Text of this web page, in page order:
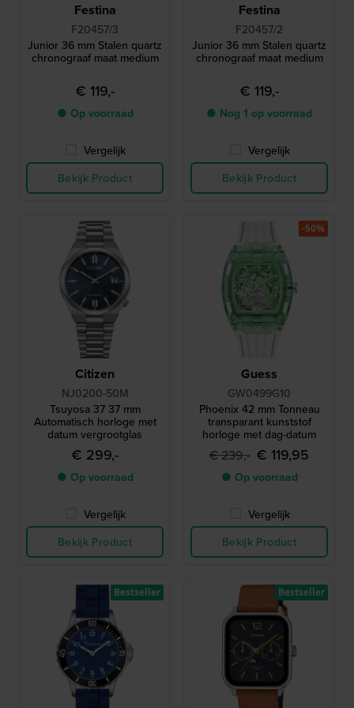
Festina
F20457/3
Junior 36 mm Stalen quartz
chronograaf maat medium
€ 119,-
● Op voorraad
Vergelijk
Bekijk Product
Festina
F20457/2
Junior 36 mm Stalen quartz
chronograaf maat medium
€ 119,-
● Nog 1 op voorraad
Vergelijk
Bekijk Product
Citizen
NJ0200-50M
Tsuyosa 37 37 mm
Automatisch horloge met
datum vergrootglas
€ 299,-
● Op voorraad
Vergelijk
Bekijk Product
Guess
GW0499G10
Phoenix 42 mm Tonneau
transparant kunststof
horloge met dag-datum
€ 239,- € 119,95
● Op voorraad
Vergelijk
Bekijk Product
-50%
Bestseller Bestseller